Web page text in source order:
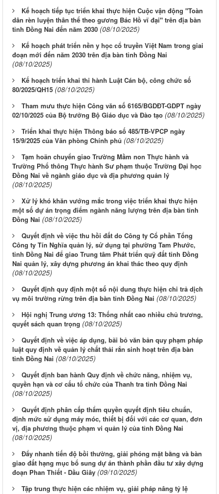
Kế hoạch tiếp tục triển khai thực hiện Cuộc vận động "Toàn
dân rèn luyện thân thể theo gương Bác Hồ vĩ đại" trên địa bàn
tỉnh Đồng Nai đến năm 2030 (08/10/2025)
Kế hoạch phát triển nền y học cổ truyền Việt Nam trong giai
đoạn mới đến năm 2030 trên địa bàn tỉnh Đồng Nai
(08/10/2025)
Kế hoạch triển khai thi hành Luật Cán bộ, công chức số
80/2025/QH15 (08/10/2025)
Tham mưu thực hiện Công văn số 6165/BGDĐT-GDPT ngày
02/10/2025 của Bộ trưởng Bộ Giáo dục và Đào tạo (08/10/2025)
Triển khai thực hiện Thông báo số 485/TB-VPCP ngày
15/9/2025 của Văn phòng Chính phủ (08/10/2025)
Tạm hoãn chuyển giao Trường Mầm non Thực hành và
Trường Phổ thông Thực hành Sư phạm thuộc Trường Đại học
Đồng Nai về ngành giáo dục và địa phương quản lý
(08/10/2025)
Xử lý khó khăn vướng mắc trong việc triển khai thực hiện
một số dự án trọng điểm ngành năng lượng trên địa bàn tỉnh
Đồng Nai (08/10/2025)
Quyết định về việc thu hồi đất do Công ty Cổ phần Tổng
Công ty Tín Nghĩa quản lý, sử dụng tại phường Tam Phước,
tỉnh Đồng Nai để giao Trung tâm Phát triển quỹ đất tỉnh Đồng
Nai quản lý, xây dựng phương án khai thác theo quy định
(08/10/2025)
Quyết định quy định một số nội dung thực hiện chi trả dịch
vụ môi trường rừng trên địa bàn tỉnh Đồng Nai (08/10/2025)
Hội nghị Trung ương 13: Thống nhất cao nhiều chủ trương,
quyết sách quan trọng (08/10/2025)
Quyết định về việc áp dụng, bãi bỏ văn bản quy phạm pháp
luật quy định về quản lý chất thải rắn sinh hoạt trên địa bàn
tỉnh Đồng Nai (08/10/2025)
Quyết định ban hành Quy định về chức năng, nhiệm vụ,
quyền hạn và cơ cấu tổ chức của Thanh tra tỉnh Đồng Nai
(08/10/2025)
Quyết định phân cấp thẩm quyền quyết định tiêu chuẩn,
định mức sử dụng máy móc, thiết bị đối với các cơ quan, đơn
vị, địa phương thuộc phạm vi quản lý của tỉnh Đồng Nai
(08/10/2025)
Đẩy nhanh tiến độ bồi thường, giải phóng mặt bằng và bàn
giao đất hạng mục bổ sung dự án thành phần đầu tư xây dựng
đoạn Phan Thiết - Dầu Giây (09/10/2025)
Tập trung thực hiện các nhiệm vụ, giải pháp nâng tỷ lệ